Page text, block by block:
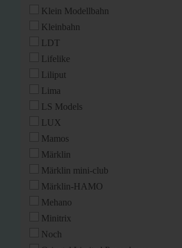
Klein Modellbahn
Kleinbahn
LDT
Lifelike
Liliput
Lima
LS Models
LUX
Mamos
Märklin
Märklin mini-club
Märklin-HAMO
Mehano
Minitrix
Noch